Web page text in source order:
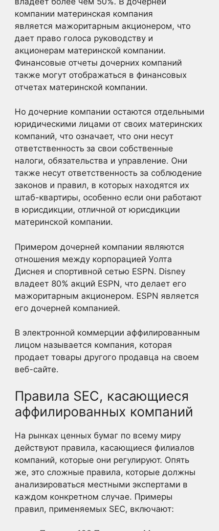
компании материнская компания
является мажоритарным акционером, что
дает право голоса руководству и
акционерам материнской компании.
Финансовые отчеты дочерних компаний
также могут отображаться в финансовых
отчетах материнской компании.
Но дочерние компании остаются отдельными
юридическими лицами от своих материнских
компаний, что означает, что они несут
ответственность за свои собственные
налоги, обязательства и управление. Они
также несут ответственность за соблюдение
законов и правил, в которых находятся их
штаб-квартиры, особенно если они работают
в юрисдикции, отличной от юрисдикции
материнской компании.
Примером дочерней компании являются
отношения между корпорацией Уолта
Диснея и спортивной сетью ESPN. Disney
владеет 80% акций ESPN, что делает его
мажоритарным акционером. ESPN является
его дочерней компанией.
В электронной коммерции аффилированным
лицом называется компания, которая
продает товары другого продавца на своем
веб-сайте.
Правила SEC, касающиеся
аффилированных компаний
На рынках ценных бумаг по всему миру
действуют правила, касающиеся филиалов
компаний, которые они регулируют. Опять
же, это сложные правила, которые должны
анализироваться местными экспертами в
каждом конкретном случае. Примеры
правил, применяемых SEC, включают: